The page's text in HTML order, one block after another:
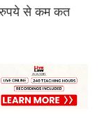
रुपये से कम कत